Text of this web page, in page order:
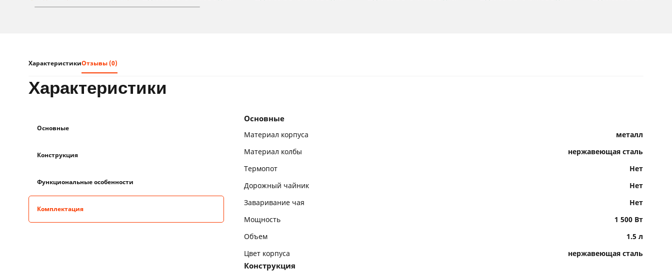
ХарактеристикиОтзывы (0)
характеристики
Основные
Конструкция
Функциональные особенности
Комплектация
Основные
Материал корпуса
металл
Материал колбы
нержавеющая сталь
Термопот
Нет
Дорожный чайник
Нет
Заваривание чая
Нет
Мощность
1 500 Вт
Объем
1.5 л
Цвет корпуса
нержавеющая сталь
Конструкция